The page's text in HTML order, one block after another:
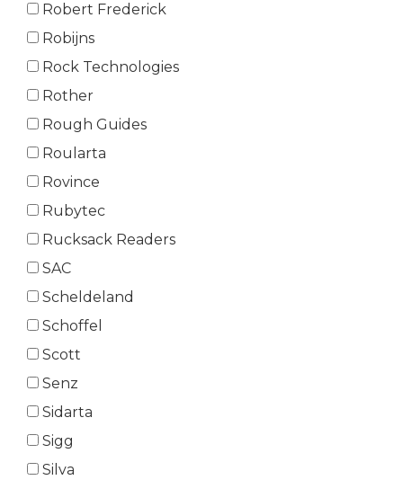
Robert Frederick
Robijns
Rock Technologies
Rother
Rough Guides
Roularta
Rovince
Rubytec
Rucksack Readers
SAC
Scheldeland
Schoffel
Scott
Senz
Sidarta
Sigg
Silva